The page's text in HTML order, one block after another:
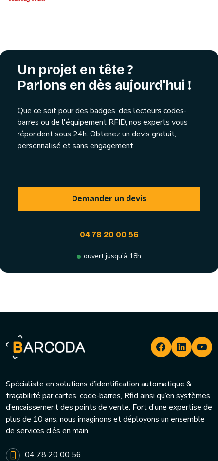
Un projet en tête ?
Parlons en dès aujourd'hui !
Que ce soit pour des badges, des lecteurs codes-
barres ou de l'équipement RFID, nos experts vous
répondent sous 24h. Obtenez un devis gratuit,
personnalisé et sans engagement.
Demander un devis
04 78 20 00 56
ouvert jusqu'à 18h
Spécialiste en solutions d’identification automatique &
traçabilité par cartes, code-barres, Rfid ainsi qu’en systèmes
d’encaissement des points de vente. Fort d’une expertise de
plus de 10 ans, nous imaginons et déployons un ensemble
de services clés en main.
04 78 20 00 56